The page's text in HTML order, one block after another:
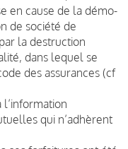
en cause de la dé­mo­
de société de
la destruction
dans lequel se
des assurances (cf
l’information
qui n’adhèrent